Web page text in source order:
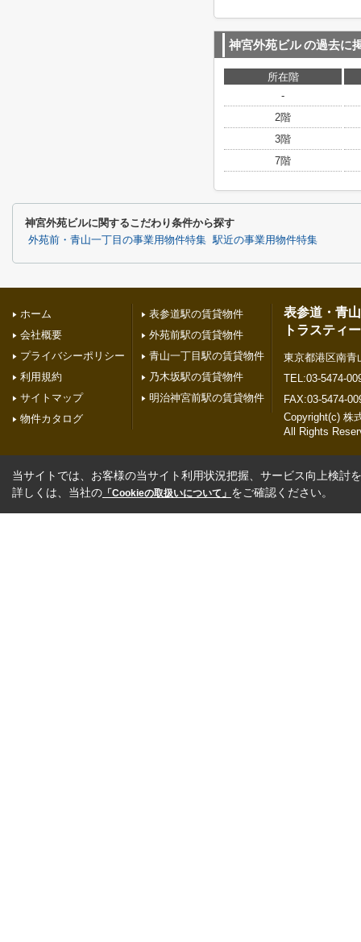
神宮外苑ビルの過去に
所在階
-
2階
3階
7階
神宮外苑ビルに関するこだわり条件から探す
外苑前・青山一丁目の事業用物件特集 駅近の事業用物件特集
ホーム
会社概要
プライバシーポリシー
利用規約
サイトマップ
物件カタログ
表参道駅の賃貸物件
外苑前駅の賃貸物件
青山一丁目駅の賃貸物件
乃木坂駅の賃貸物件
明治神宮前駅の賃貸物件
表参道・青
トラスティー
東京都港区南青
TEL:03-5474-
FAX:03-5474-
Copyright(c) 株
All Rights
当サイトでは、お客様の当サイト利用状況把握、サービス向上検討
詳しくは、当社の 「Cookieの取扱いについて」 をご確認ください。